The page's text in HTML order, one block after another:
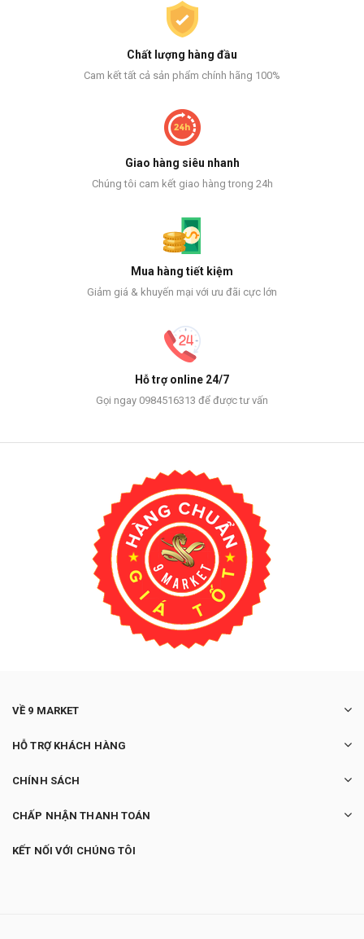
Chất lượng hàng đầu
Cam kết tất cả sản phẩm chính hãng 100%
Giao hàng siêu nhanh
Chúng tôi cam kết giao hàng trong 24h
Mua hàng tiết kiệm
Giảm giá & khuyến mại với ưu đãi cực lớn
Hỗ trợ online 24/7
Gọi ngay 0984516313 để được tư vấn
VỀ 9 MARKET
HỖ TRỢ KHÁCH HÀNG
CHÍNH SÁCH
CHẤP NHẬN THANH TOÁN
KẾT NỐI VỚI CHÚNG TÔI